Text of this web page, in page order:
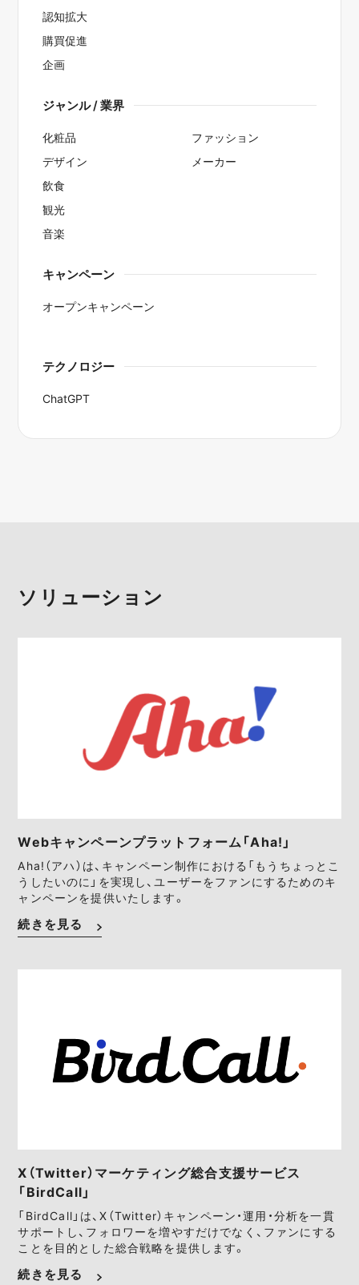
認知拡大
購買促進
企画
ジャンル / 業界
化粧品
デザイン
飲食
観光
音楽
ファッション
メーカー
キャンペーン
オープンキャンペーン
テクノロジー
ChatGPT
ソリューション
Webキャンペーンプラットフォーム「Aha!」
Aha!（アハ）は、キャンペーン制作における「もうちょっとこ
うしたいのに」を実現し、ユーザーをファンにするためのキ
ャンペーンを提供いたします。
続きを見る
X（Twitter）マーケティング総合支援サービス
「BirdCall」
「BirdCall」は、X（Twitter）キャンペーン・運用・分析を一貫
サポートし、フォロワーを増やすだけでなく、ファンにする
ことを目的とした総合戦略を提供します。
続きを見る